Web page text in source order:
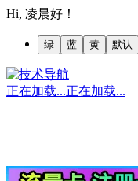
Hi, 凌晨好！
绿 蓝 黄 默认
正在加载...正在加载...